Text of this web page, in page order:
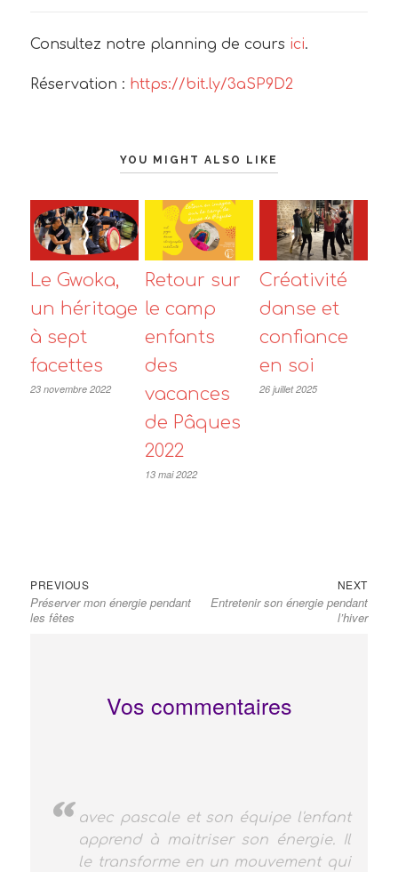
Consultez notre planning de cours ici.
Réservation : https://bit.ly/3aSP9D2
YOU MIGHT ALSO LIKE
Le Gwoka,
un héritage
à sept
facettes
23 novembre 2022
Retour sur
le camp
enfants
des
vacances
de Pâques
2022
13 mai 2022
Créativité
danse et
confiance
en soi
26 juillet 2025
Navigation
de
l’article
PREVIOUSPrevious
post:
Préserver mon énergie pendant
les fêtes
NEXTNext
post:
Entretenir son énergie pendant
l’hiver
Vos commentaires
Diane ne voulait pas danser...
jusqu'à sa rencontre avec Pascale!
ma fille s'est révélée et s'exprime par